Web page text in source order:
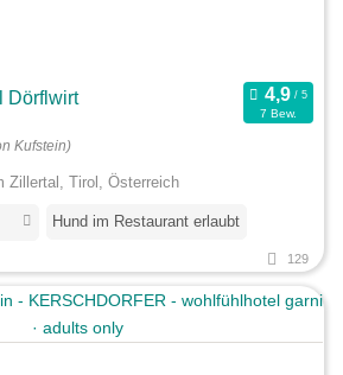
Dörflwirt
7 Bew.
Kufstein)
Zillertal, Tirol, Österreich
Hund im Restaurant erlaubt
129